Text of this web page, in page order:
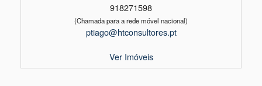
918271598
(Chamada para a rede móvel nacional)
ptiago@htconsultores.pt
Ver Imóveis